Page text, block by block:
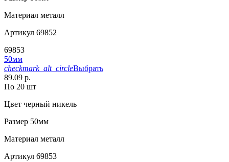
Материал металл
Артикул 69852
69853
50мм
checkmark_alt_circleВыбрать
89.09 р.
По 20 шт
Цвет черный никель
Размер 50мм
Материал металл
Артикул 69853